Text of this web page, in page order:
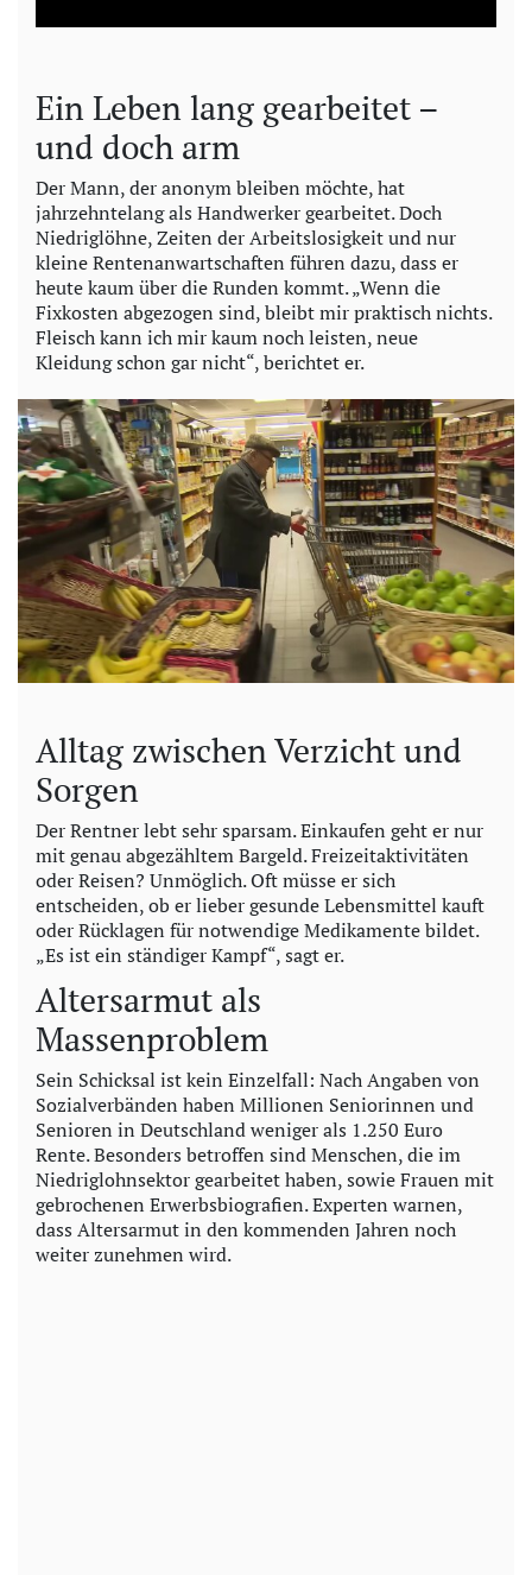
a
V
i
d
e
o
Ein Leben lang gearbeitet –
und doch arm
Der Mann, der anonym bleiben möchte, hat
jahrzehntelang als Handwerker gearbeitet. Doch
Niedriglöhne, Zeiten der Arbeitslosigkeit und nur
kleine Rentenanwartschaften führen dazu, dass er
heute kaum über die Runden kommt. „Wenn die
Fixkosten abgezogen sind, bleibt mir praktisch nichts.
Fleisch kann ich mir kaum noch leisten, neue
Kleidung schon gar nicht“, berichtet er.
Alltag zwischen Verzicht und
Sorgen
Der Rentner lebt sehr sparsam. Einkaufen geht er nur
mit genau abgezähltem Bargeld. Freizeitaktivitäten
oder Reisen? Unmöglich. Oft müsse er sich
entscheiden, ob er lieber gesunde Lebensmittel kauft
oder Rücklagen für notwendige Medikamente bildet.
„Es ist ein ständiger Kampf“, sagt er.
Altersarmut als
Massenproblem
Sein Schicksal ist kein Einzelfall: Nach Angaben von
Sozialverbänden haben Millionen Seniorinnen und
Senioren in Deutschland weniger als 1.250 Euro
Rente. Besonders betroffen sind Menschen, die im
Niedriglohnsektor gearbeitet haben, sowie Frauen mit
gebrochenen Erwerbsbiografien. Experten warnen,
dass Altersarmut in den kommenden Jahren noch
weiter zunehmen wird.